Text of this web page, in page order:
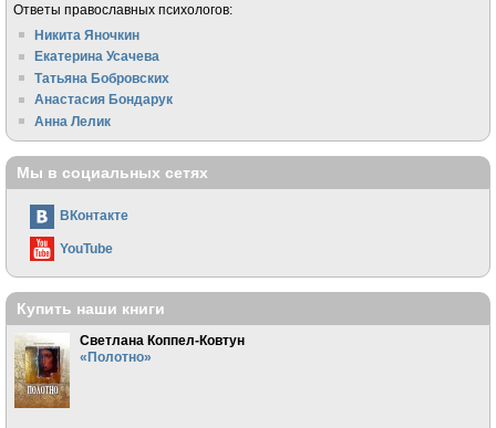
Ответы православных психологов:
Никита Яночкин
Екатерина Усачева
Татьяна Бобровских
Анастасия Бондарук
Анна Лелик
Мы в социальных сетях
ВКонтакте
YouTube
Купить наши книги
Светлана Коппел-Ковтун
«Полотно»